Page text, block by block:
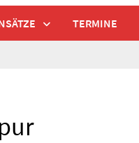
TERMINE